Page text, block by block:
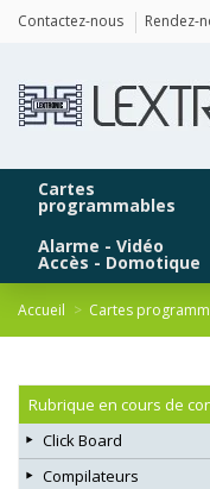
Contactez-nous Rendez-
Cartes
programmables
Alarme - Vidéo
Accès - Domotique
Accueil Cartes
Rubrique en cours de
Click Board
Compilateurs
Panneau de gestion des